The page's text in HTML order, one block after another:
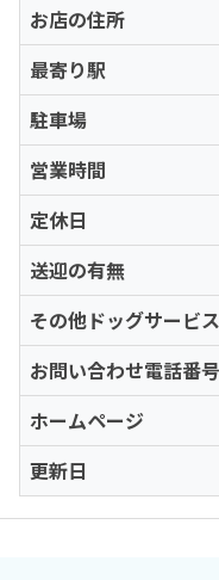
お店の住所
最寄り駅
駐車場
営業時間
定休日
送迎の有無
その他ドッグサービス
お問い合わせ電話番号
ホームページ
更新日